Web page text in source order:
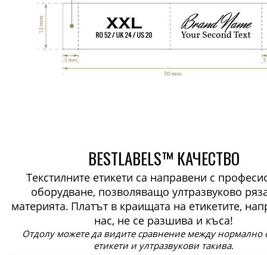
BESTLABELS™ КАЧЕСТВО
Текстилните етикети са направени с
оборудване, позволяващо ултразвуково
материята. Платът в краищата на етикетите,
нас, не се разшива и къса!
Отдолу можете да видите сравнение между нормално
етикети и ултразвукови такива.